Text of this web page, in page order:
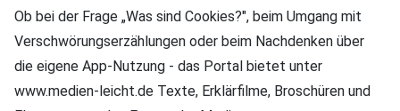
Ob bei der Frage „Was sind Cookies?", beim Umgang mit
Verschwörungser­zählungen oder beim Nachdenken über
die eigene App-Nutzung - das Portal bietet unter
www.medien-leicht.de Texte, Erklärfilme, Broschüren und